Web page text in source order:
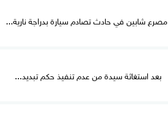
مصرع شابين في حادث تصادم سيارة بدراجة نارية...
بعد استغاثة سيدة من عدم تنفيذ حكم تبديد...